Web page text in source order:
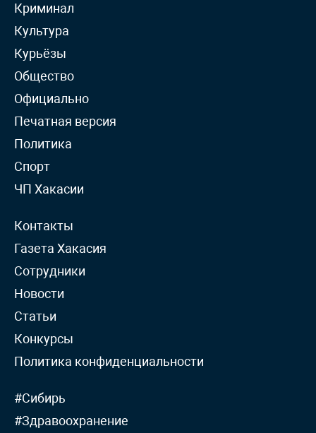
Криминал
Культура
Курьёзы
Общество
Официально
Печатная версия
Политика
Спорт
ЧП Хакасии
Контакты
Газета Хакасия
Сотрудники
Новости
Статьи
Конкурсы
Политика конфиденциальности
#Сибирь
#Здравоохранение